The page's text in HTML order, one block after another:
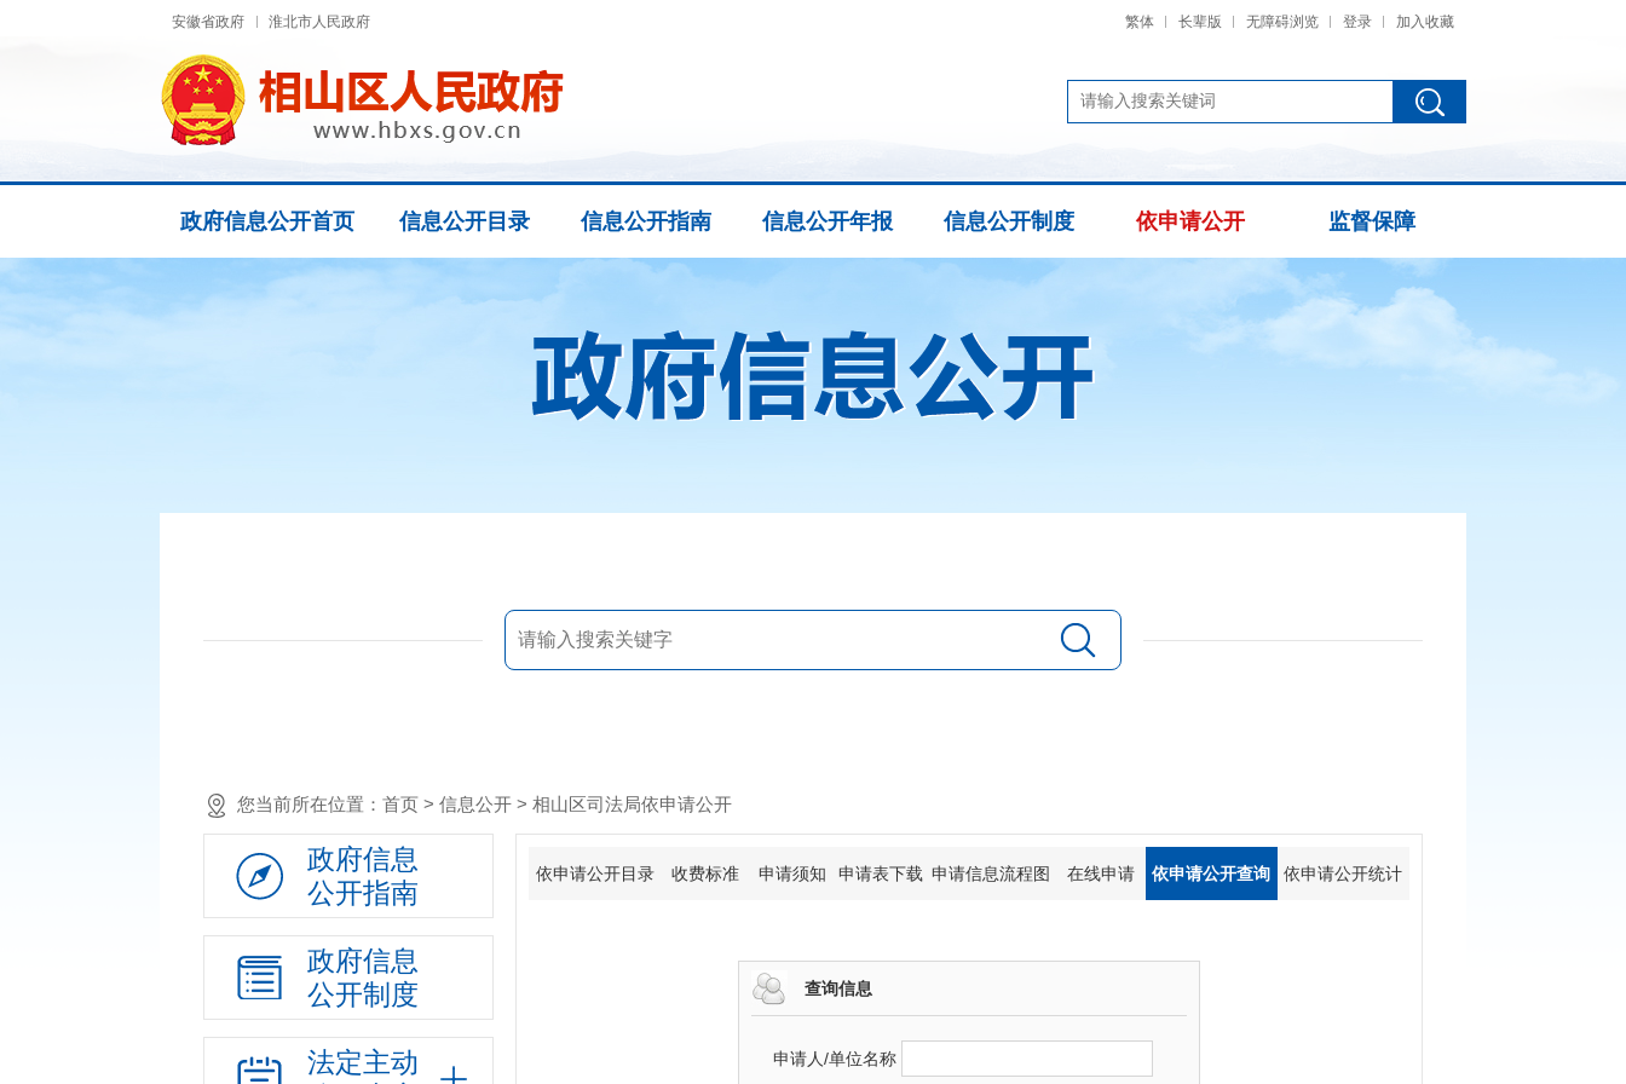
安徽省政府 淮北市人民政府 繁体 长辈版 无障碍浏览 登录 加入收藏
政府信息公开首页 信息公开目录 信息公开指南 信息公开年报 信息公开制度 依申请公开 监督保障
您当前所在位置： 首页 > 信息公开 > 相山区司法局依申请公开
政府信息
公开指南
政府信息
公开制度
法定主动
依申请公开目录 收费标准 申请须知 申请表下载 申请信息流程图 在线申请 依申请公开查询 依申请公开统计
查询信息
申请人/单位名称